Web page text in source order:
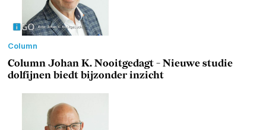
Column
Column Johan K. Nooitgedagt - Nieuwe studie
dolfijnen biedt bijzonder inzicht